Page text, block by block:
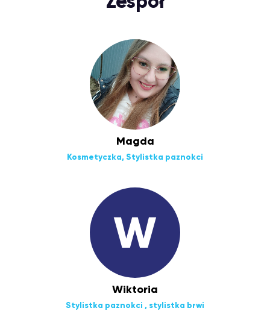
Magda
Kosmetyczka, Stylistka paznokci
W
Wiktoria
Stylistka paznokci , stylistka brwi